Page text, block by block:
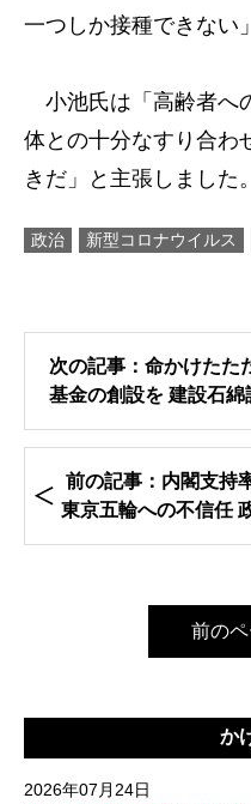
一つしか接種できない
小池氏は「高齢者へ
体との十分なすり合わ
きだ」と主張しました。
政治 新型コロナウイルス
次の記事：命かけた
基金の創設を 建設石
前の記事：内閣支持
東京五輪への不信任
前の
か
2026年07月24日